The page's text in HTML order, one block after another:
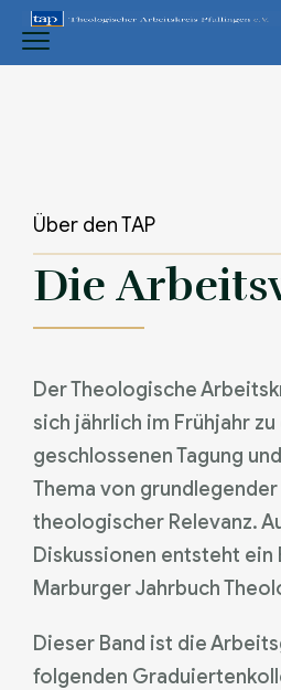
Über den TAP
Die
Der Theologische
sich jährlich im Frühjahr
geschlossenen Tagung
Thema von
theologischer Relevanz.
Diskussionen entsteht ein
Marburger Jahrbuch
Dieser Band ist die
folgenden